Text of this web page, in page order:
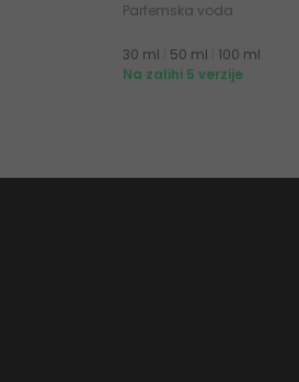
Parfemska voda
30 ml 50 ml
100 ml
Na zalihi 5 verzije